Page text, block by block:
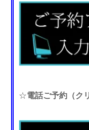
☆電話ご予約（ク